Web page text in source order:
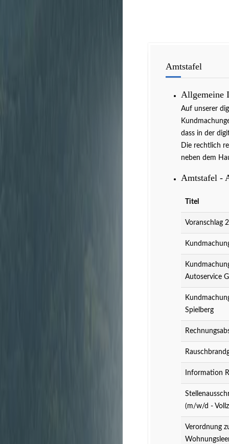
Amtstafel
Allgemeine
Auf unserer
dass in der
Die rechtlich
neben dem
Amtstafel -
Titel
Voranschlag
Autoservice
Spielberg
Information
(m/w/d -
Verordnung